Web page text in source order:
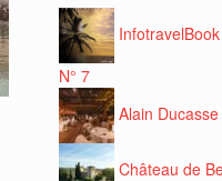
N° 7
Alain Ducasse
Château de